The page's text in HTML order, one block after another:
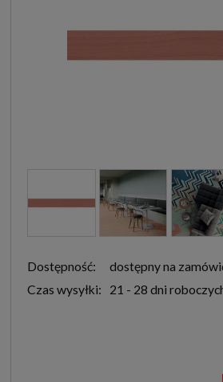
Dostępność:
dostępny na
Czas wysyłki:
21 - 28 dni